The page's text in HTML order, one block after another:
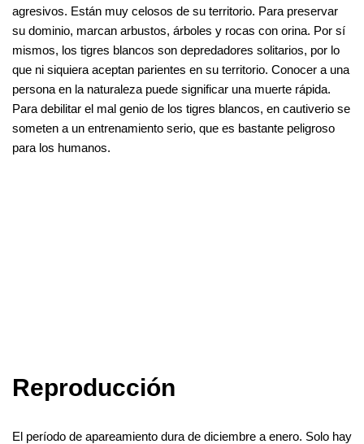
agresivos. Están muy celosos de su territorio. Para preservar
su dominio, marcan arbustos, árboles y rocas con orina. Por sí
mismos, los tigres blancos son depredadores solitarios, por lo
que ni siquiera aceptan parientes en su territorio. Conocer a una
persona en la naturaleza puede significar una muerte rápida.
Para debilitar el mal genio de los tigres blancos, en cautiverio se
someten a un entrenamiento serio, que es bastante peligroso
para los humanos.
Reproducción
El período de apareamiento dura de diciembre a enero. Solo hay